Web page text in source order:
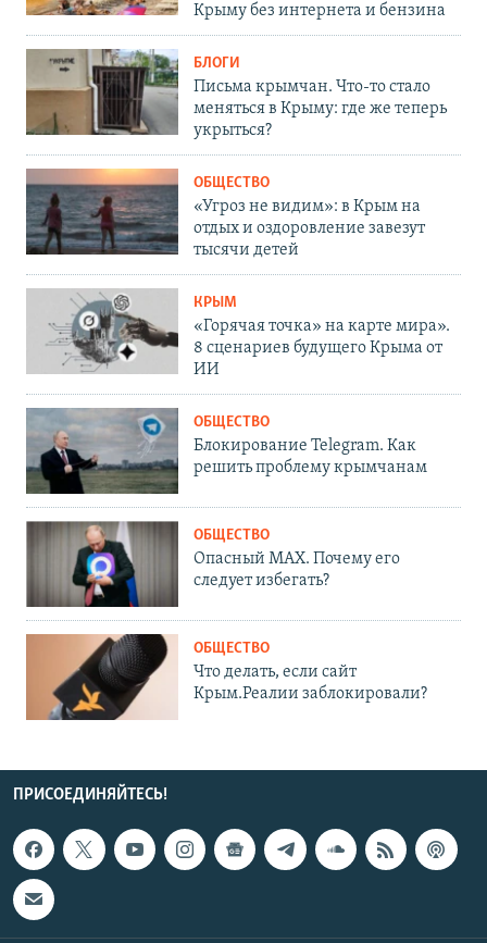
Крыму без интернета и бензина
БЛОГИ
Письма крымчан. Что-то стало
меняться в Крыму: где же теперь
укрыться?
ОБЩЕСТВО
«Угроз не видим»: в Крым на
отдых и оздоровление завезут
тысячи детей
КРЫМ
«Горячая точка» на карте мира».
8 сценариев будущего Крыма от
ИИ
ОБЩЕСТВО
Блокирование Telegram. Как
решить проблему крымчанам
ОБЩЕСТВО
Опасный MAX. Почему его
следует избегать?
ОБЩЕСТВО
Что делать, если сайт
Крым.Реалии заблокировали?
ПРИСОЕДИНЯЙТЕСЬ!